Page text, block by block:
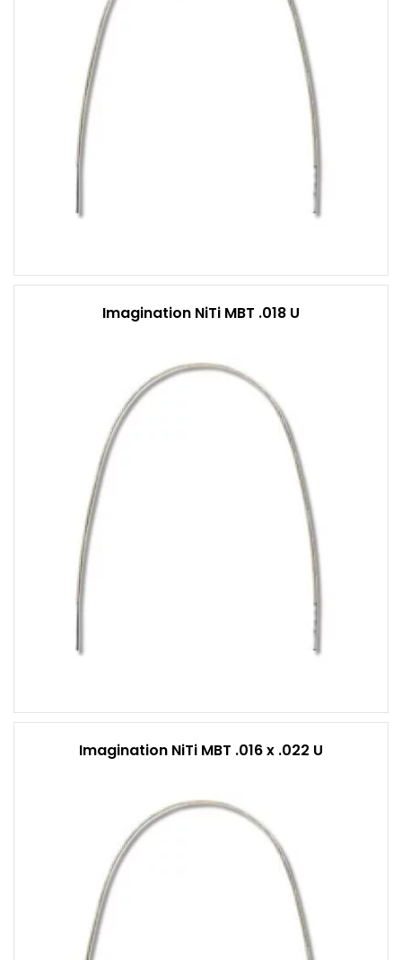
Imagination NiTi MBT .018 U
Imagination NiTi MBT .016 x .022 U